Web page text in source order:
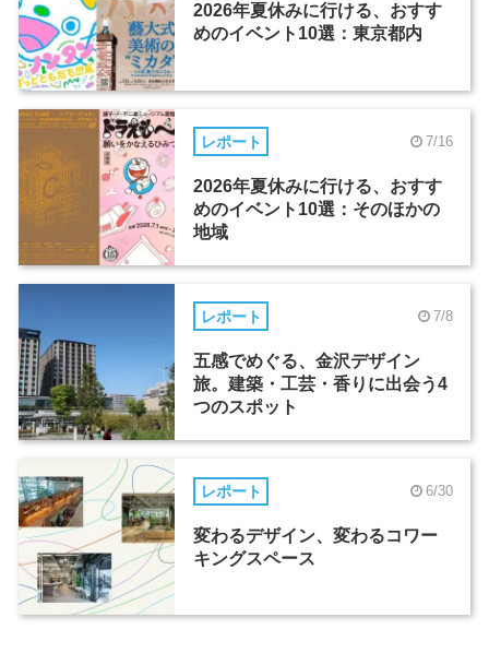
2026年夏休みに行ける、おすす
めのイベント10選：東京都内
レポート 7/16
2026年夏休みに行ける、おすす
めのイベント10選：そのほかの
地域
レポート 7/8
五感でめぐる、金沢デザイン
旅。建築・工芸・香りに出会う4
つのスポット
レポート 6/30
変わるデザイン、変わるコワー
キングスペース